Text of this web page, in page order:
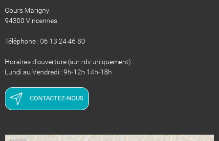
Cours Marigny
94300 Vincennes
Téléphone : 06 13 24 46 80
Horaires d'ouverture (sur rdv uniquement) :
Lundi au Vendredi : 9h-12h 14h-18h
CONTACTEZ-NOUS